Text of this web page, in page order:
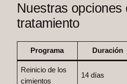
Nuestras opciones
tratamiento
Programa Duración
Reinicio de los
cimientos
14 días